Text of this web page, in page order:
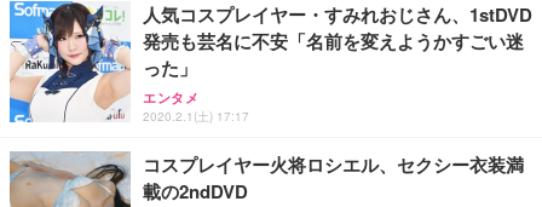
人気コスプレイヤー・すみれおじさん、1stDVD
発売も芸名に不安「名前を変えようかすごい迷
った」
エンタメ
2020.2.1(土) 17:17
コスプレイヤー火将ロシエル、セクシー衣装満
載の2ndDVD